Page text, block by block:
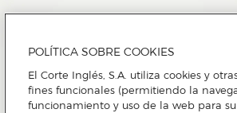
POLÍTICA SOBRE COOKIES
El Corte Inglés, S.A. utiliza cookies y
fines funcionales (permitiendo la
funcionamiento y uso de la web para